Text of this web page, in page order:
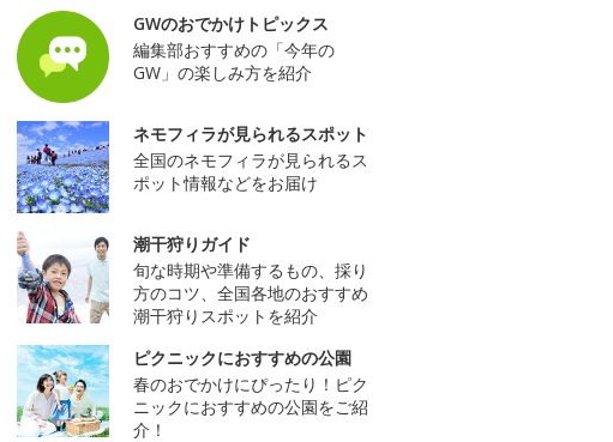
GWのおでかけトピックス
編集部おすすめの「今年の
GW」の楽しみ方を紹介
ネモフィラが見られるスポット
全国のネモフィラが見られるス
ポット情報などをお届け
潮干狩りガイド
旬な時期や準備するもの、採り
方のコツ、全国各地のおすすめ
潮干狩りスポットを紹介
ピクニックにおすすめの公園
春のおでかけにぴったり！ピク
ニックにおすすめの公園をご紹
介！